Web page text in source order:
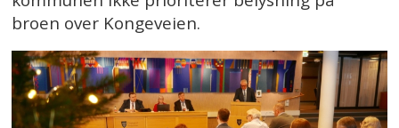
broen over Kongeveien.